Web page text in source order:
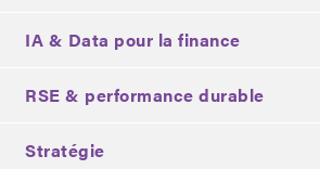
IA & Data pour la finance
RSE & performance durable
Stratégie